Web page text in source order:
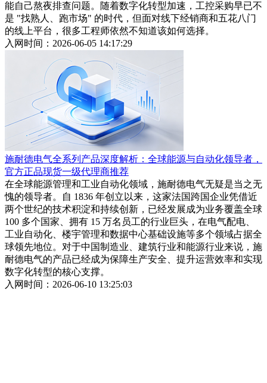
能自己熬夜排查问题。随着数字化转型加速，工控采购早已不
是 "找熟人、跑市场" 的时代，但面对线下经销商和五花八门
的线上平台，很多工程师依然不知道该如何选择。
入网时间：2026-06-05 14:17:29
施耐德电气全系列产品深度解析：全球能源与自动化领导者，
官方正品现货一级代理商推荐
在全球能源管理和工业自动化领域，施耐德电气无疑是当之无
愧的领导者。自 1836 年创立以来，这家法国跨国企业凭借近
两个世纪的技术积淀和持续创新，已经发展成为业务覆盖全球
100 多个国家、拥有 15 万名员工的行业巨头，在电气配电、
工业自动化、楼宇管理和数据中心基础设施等多个领域占据全
球领先地位。对于中国制造业、建筑行业和能源行业来说，施
耐德电气的产品已经成为保障生产安全、提升运营效率和实现
数字化转型的核心支撑。
入网时间：2026-06-10 13:25:03